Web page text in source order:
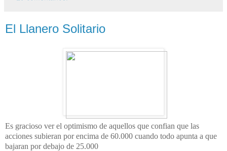
El Llanero Solitario
Es gracioso ver el optimismo de aquellos que confian que las
acciones subieran por encima de 60.000 cuando todo apunta a que
bajaran por debajo de 25.000